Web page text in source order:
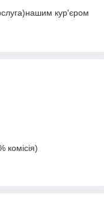
кур'єром
комісія)